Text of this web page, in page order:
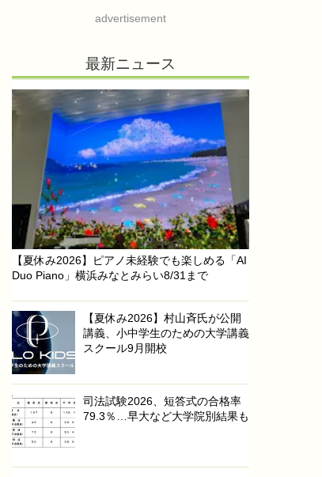
advertisement
最新ニュース
【夏休み2026】ピアノ未経験でも楽しめる「AI
Duo Piano」横浜みなとみらい8/31まで
【夏休み2026】村山斉氏が公開
講義、小中学生のための大学講義
スクール9月開校
司法試験2026、短答式の合格率
79.3％…早大など大学院別結果も